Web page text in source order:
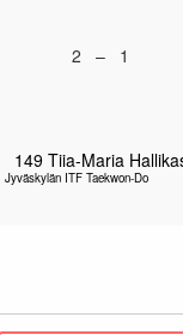
2 – 1
149 Tiia-Maria
Jyväskylän ITF Taekwon-Do